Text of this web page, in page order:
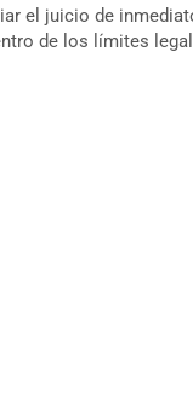
el juicio de
de los límites